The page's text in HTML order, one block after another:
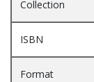
Collection
ISBN
Format